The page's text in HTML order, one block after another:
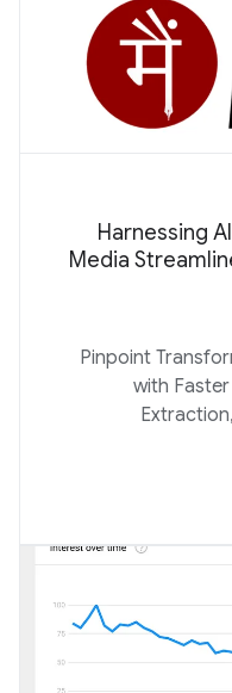
Harnessing
Media
Pinpoint
with